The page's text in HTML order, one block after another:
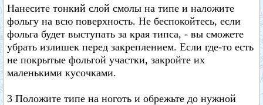
Нанесите тонкий слой смолы на типе и наложите
фольгу на всю поверхность. Не беспокойтесь, если
фольга будет выступать за края типса, - вы сможете
убрать излишек перед закреплением. Если где-то есть
не покрытые фольгой участки, закройте их
маленькими кусочками.
3 Положите типе на ноготь и обрежьте до нужной